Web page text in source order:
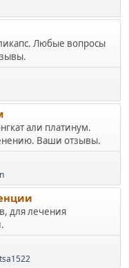
Любые вопросы
али платинум.
Ваши отзывы.
для лечения